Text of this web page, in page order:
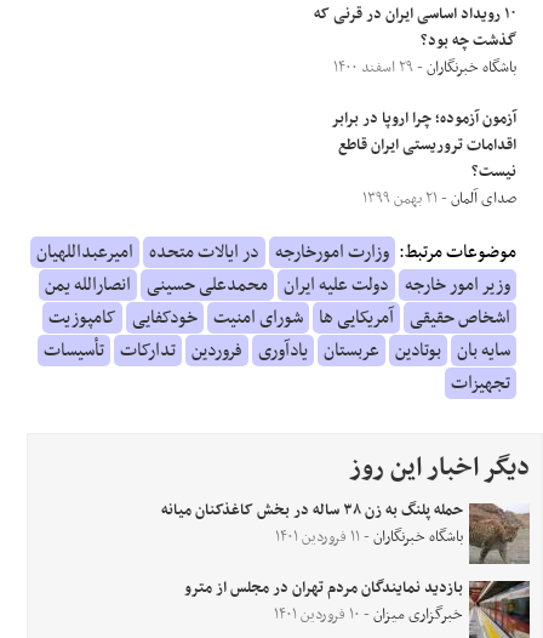
۱۰ رویداد اساسی ایران در قرنی که
گذشت چه بود؟
باشگاه خبرنگاران- ۲۹ اسفند ۱۴۰۰
آزمون آزموده؛ چرا اروپا در برابر
اقدامات تروریستی ایران قاطع
نیست؟
صدای آلمان- ۲۱ بهمن ۱۳۹۹
موضوعات مرتبط: وزارت امورخارجه در ایالات متحده امیرعبداللهیان
وزیر امور خارجه دولت علیه ایران محمدعلی حسینی انصارالله یمن
اشخاص حقیقی آمریکایی ها شورای امنیت خودکفایی کامپوزیت
سایه بان بوتادین عربستان یادآوری فروردین تدارکات تأسیسات
تجهیزات
دیگر اخبار این روز
حمله پلنگ به زن ۳۸ ساله در بخش کاغذکنان میانه
باشگاه خبرنگاران- ۱۱ فروردین ۱۴۰۱
بازدید نمایندگان مردم تهران در مجلس از مترو
خبرگزاری میزان- ۱۰ فروردین ۱۴۰۱